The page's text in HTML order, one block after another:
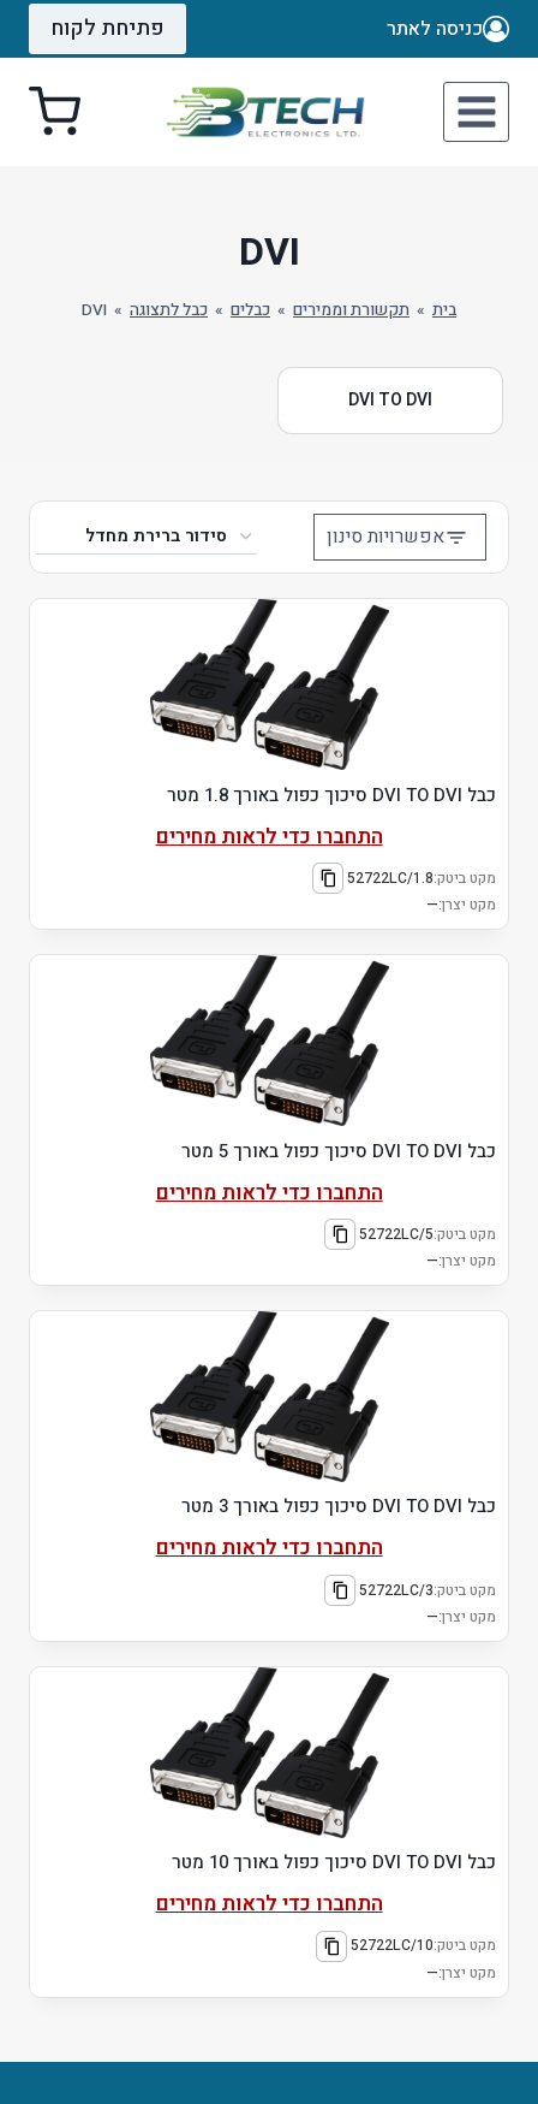
Skip
כניסה לאתר פתיחת לקוח
DVI
בית » תקשורת וממירים » כבלים » כבל לתצוגה »
DVI
DVI TO DVI
אפשרויות סינון
כבל DVI TO DVI סיכוך כפול באורך 1.8 מטר
התחברו כדי לראות מחירים
מקט ביטק:52722LC/1.8
מקט יצרן:—
כבל DVI TO DVI סיכוך כפול באורך 5 מטר
התחברו כדי לראות מחירים
מקט ביטק:52722LC/5
מקט יצרן:—
כבל DVI TO DVI סיכוך כפול באורך 3 מטר
התחברו כדי לראות מחירים
מקט ביטק:52722LC/3
מקט יצרן:—
כבל DVI TO DVI סיכוך כפול באורך 10 מטר
התחברו כדי לראות מחירים
מקט ביטק:52722LC/10
מקט יצרן:—